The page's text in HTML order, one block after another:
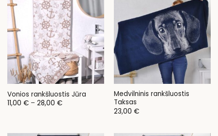
Vonios rankšluostis Jūra
11,00 € – 28,00 €Price
Medvilninis rankšluostis
Taksas
23,00 €